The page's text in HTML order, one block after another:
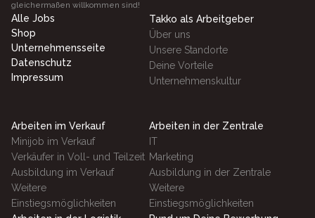
gleichermaßen willkommen sind!
Alle Jobs
Shop
Unternehmensseite
Datenschutz
Impressum
Takko als Arbeitgeber
Über uns
Unsere Standorte
Deine Vorteile
Unternehmenskultur
Arbeiten im Verkauf
Minijob im Verkauf
Verkäufer in Voll- und Teilzeit
Ausbildung im Verkauf
Weitere
Einstiegsmöglichkeiten
Arbeiten in der Zentrale
IT
Marketing
Ausbildung in der Zentrale
Weitere
Einstiegsmöglichkeiten